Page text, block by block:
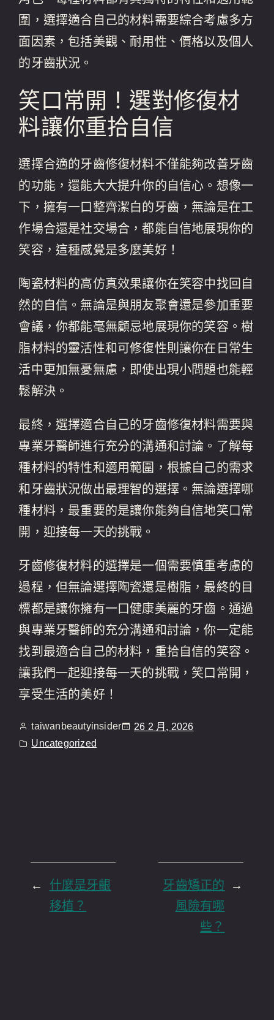
圍，選擇適合自己的材料需要綜合考慮多方
面因素，包括美觀、耐用性、價格以及個人
的牙齒狀況。
笑口常開！選對修復材
料讓你重拾自信
選擇合適的牙齒修復材料不僅能夠改善牙齒
的功能，還能大大提升你的自信心。想像一
下，擁有一口整齊潔白的牙齒，無論是在工
作場合還是社交場合，都能自信地展現你的
笑容，這種感覺是多麼美好！
陶瓷材料的高仿真效果讓你在笑容中找回自
然的自信。無論是與朋友聚會還是參加重要
會議，你都能毫無顧忌地展現你的笑容。樹
脂材料的靈活性和可修復性則讓你在日常生
活中更加無憂無慮，即使出現小問題也能輕
鬆解決。
最終，選擇適合自己的牙齒修復材料需要與
專業牙醫師進行充分的溝通和討論。了解每
種材料的特性和適用範圍，根據自己的需求
和牙齒狀況做出最理智的選擇。無論選擇哪
種材料，最重要的是讓你能夠自信地笑口常
開，迎接每一天的挑戰。
牙齒修復材料的選擇是一個需要慎重考慮的
過程，但無論選擇陶瓷還是樹脂，最終的目
標都是讓你擁有一口健康美麗的牙齒。通過
與專業牙醫師的充分溝通和討論，你一定能
找到最適合自己的材料，重拾自信的笑容。
讓我們一起迎接每一天的挑戰，笑口常開，
享受生活的美好！
taiwanbeautyinsider
26 2 月, 2026
Uncategorized
←
什麼是牙齦
移植？
→
牙齒矯正的
風險有哪
些？